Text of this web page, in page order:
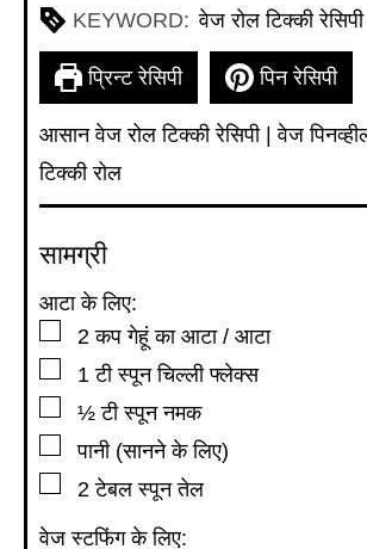
KEYWORD: वेज रोल टिक्की रेसिपी
प्रिन्ट रेसिपी पिन रेसिपी
आसान वेज रोल टिक्की रेसिपी | वेज
टिक्की रोल
सामग्री
आटा के लिए:
▢
2 कप गेहूं का आटा / आटा
▢
1 टी स्पूनचिल्ली फ्लेक्स
▢
½ टी स्पूननमक
▢
पानी (सानने के लिए)
▢
2 टेबल स्पूनतेल
वेज स्टफिंग के लिए: